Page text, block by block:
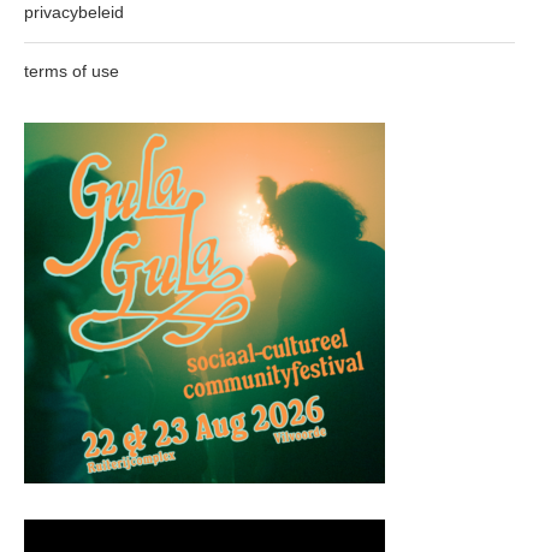
privacybeleid
terms of use